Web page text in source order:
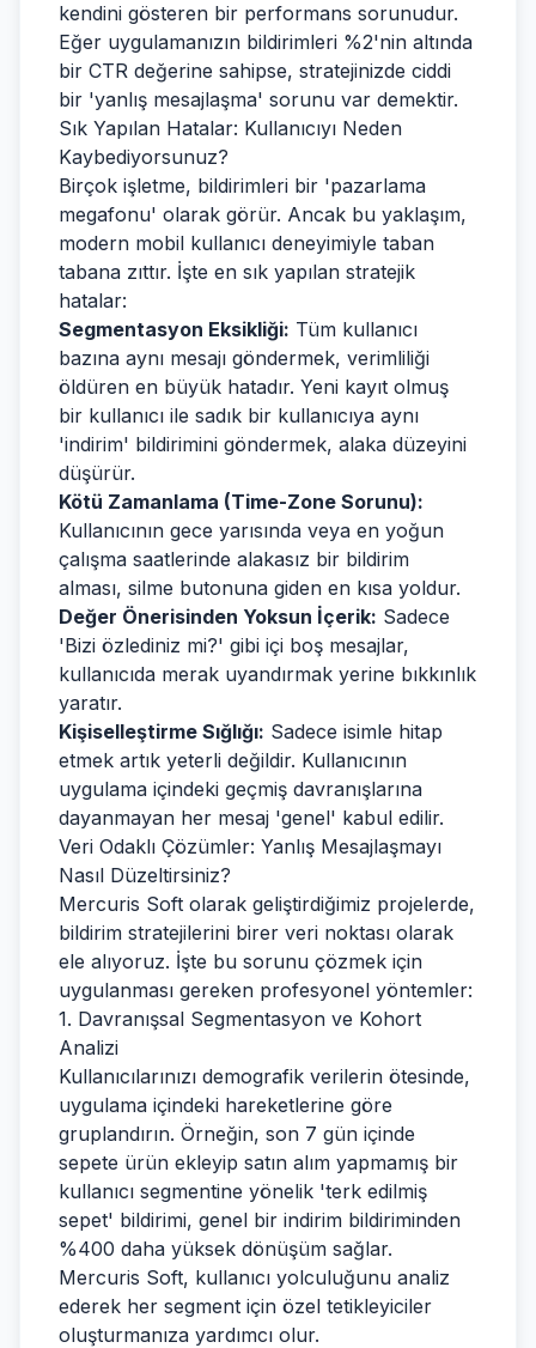
kendini gösteren bir performans sorunudur.
Eğer uygulamanızın bildirimleri %2'nin altında
bir CTR değerine sahipse, stratejinizde ciddi
bir 'yanlış mesajlaşma' sorunu var demektir.
Sık Yapılan Hatalar: Kullanıcıyı Neden
Kaybediyorsunuz?
Birçok işletme, bildirimleri bir 'pazarlama
megafonu' olarak görür. Ancak bu yaklaşım,
modern mobil kullanıcı deneyimiyle taban
tabana zıttır. İşte en sık yapılan stratejik
hatalar:
Segmentasyon Eksikliği: Tüm kullanıcı
bazına aynı mesajı göndermek, verimliliği
öldüren en büyük hatadır. Yeni kayıt olmuş
bir kullanıcı ile sadık bir kullanıcıya aynı
'indirim' bildirimini göndermek, alaka düzeyini
düşürür.
Kötü Zamanlama (Time-Zone Sorunu):
Kullanıcının gece yarısında veya en yoğun
çalışma saatlerinde alakasız bir bildirim
alması, silme butonuna giden en kısa yoldur.
Değer Önerisinden Yoksun İçerik: Sadece
'Bizi özlediniz mi?' gibi içi boş mesajlar,
kullanıcıda merak uyandırmak yerine bıkkınlık
yaratır.
Kişiselleştirme Sığlığı: Sadece isimle hitap
etmek artık yeterli değildir. Kullanıcının
uygulama içindeki geçmiş davranışlarına
dayanmayan her mesaj 'genel' kabul edilir.
Veri Odaklı Çözümler: Yanlış Mesajlaşmayı
Nasıl Düzeltirsiniz?
Mercuris Soft olarak geliştirdiğimiz projelerde,
bildirim stratejilerini birer veri noktası olarak
ele alıyoruz. İşte bu sorunu çözmek için
uygulanması gereken profesyonel yöntemler:
1. Davranışsal Segmentasyon ve Kohort
Analizi
Kullanıcılarınızı demografik verilerin ötesinde,
uygulama içindeki hareketlerine göre
gruplandırın. Örneğin, son 7 gün içinde
sepete ürün ekleyip satın alım yapmamış bir
kullanıcı segmentine yönelik 'terk edilmiş
sepet' bildirimi, genel bir indirim bildiriminden
%400 daha yüksek dönüşüm sağlar.
Mercuris Soft, kullanıcı yolculuğunu analiz
ederek her segment için özel tetikleyiciler
oluşturmanıza yardımcı olur.